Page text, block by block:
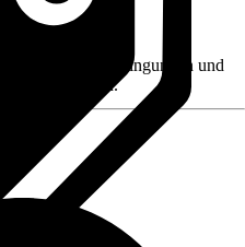
B. Rückgabebedingungen und